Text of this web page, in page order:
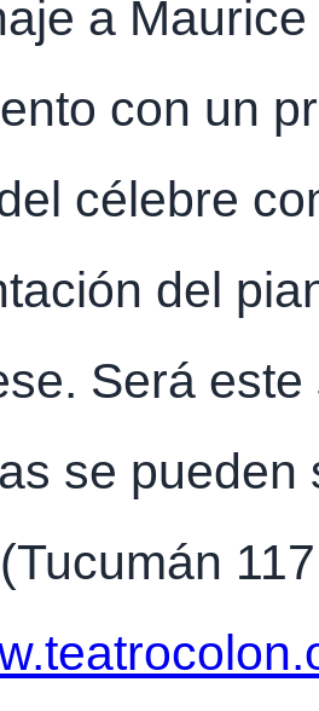
a
con un
célebre
del
Será
se pueden